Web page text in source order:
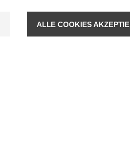
ALLE COOKIES